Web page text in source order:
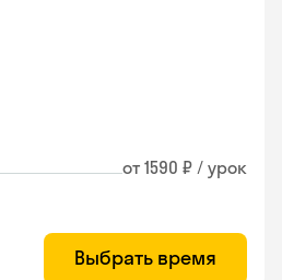
от 1590 ₽ / урок
Выбрать время